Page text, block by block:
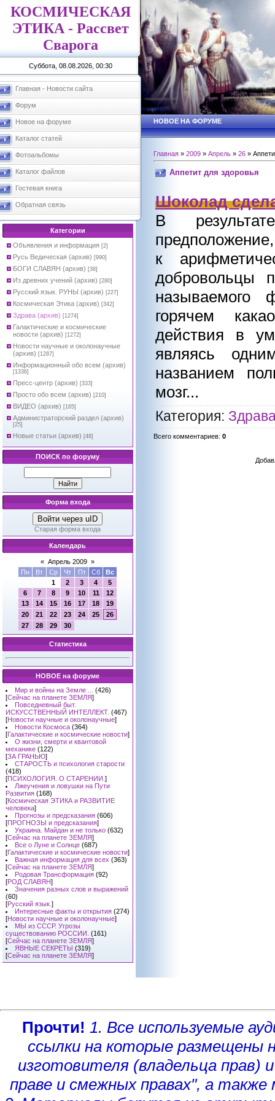
КОСМИЧЕСКАЯ
ЭТИКА - Рассвет
Сварога
Суббота, 08.08.2026, 00:30
Главная - Новости сайта
Форум
Новое на форуме
Каталог статей
Фотоальбомы
Каталог файлов
Гостевая книга
Обратная связь
Категории
Объявления и информация [2]
Русь Ведическая (архив) [990]
БОГИ СЛАВЯН (архив) [38]
Из древних учений (архив) [280]
Русский язык. РУНЫ (архив) [227]
Космическая Этика (архив) [342]
Здрава (архив) [1274]
Галактические и космические
новости (архив) [1272]
Новости научные и околонаучные
(архив) [1287]
Информационный обо всем (архив)
[1336]
Пресс-центр (архив) [333]
Просто обо всем (архив) [210]
ВИДЕО (архив) [165]
Администраторский раздел (архив)
[25]
Новые статьи (архив) [48]
ПОИСК по форуму
Форма входа
Войти через uID
Старая форма входа
Календарь
« Апрель 2009 »
Пн
Вт Ср Чт Пт Сб
Вс
1
2 3 4
5
6
7 8 9 10 11
12
13
14 15 16 17 18
19
20
21 22 23 24 25
26
27
28 29 30
Статистика
НОВОЕ на форуме
Мир и войны на Земле ...
(426)
[Сейчас на планете ЗЕМЛЯ]
Повседневный быт.
ИСКУССТВЕННЫЙ ИНТЕЛЛЕКТ. (467)
[Новости научные и околонаучные]
Новости Космоса (364)
[Галактические и космические новости]
О жизни, смерти и квантовой
механике (122)
[ЗА ГРАНЬЮ]
СТАРОСТЬ и психология старости
(418)
[ПСИХОЛОГИЯ. О СТАРЕНИИ. ]
Лжеучения и ловушки на Пути
Развития (168)
[Космическая ЭТИКА и РАЗВИТИЕ
человека]
Прогнозы и предсказания (606)
[ПРОГНОЗЫ и предсказания]
Украина. Майдан и не только (632)
[Сейчас на планете ЗЕМЛЯ]
Все о Луне и Солнце (687)
[Галактические и космические новости]
Важная информация для всех (363)
[Сейчас на планете ЗЕМЛЯ]
Родовая Трансформация (92)
[РОД СЛАВЯН]
Значения разных слов и выражений
(60)
[Русский язык. ]
Интересные факты и открытия (274)
[Новости научные и околонаучные]
МЫ из СССР. Угрозы
существованию РОССИИ. (161)
[Сейчас на планете ЗЕМЛЯ]
ЯВНЫЕ СЕКРЕТЫ (319)
[Сейчас на планете ЗЕМЛЯ]
НОВОЕ НА ФОРУМЕ
Главная » 2009 » Апрель » 26 »
Аппетит для здоровья
Шоколад
В
к
добровольцы
называемого
горячем
действия в
являясь
названием
мозг...
Категория:
Всего комментариев: 0
Прочти! 1. Все используемые
ссылки на которые размещены
изготовителя (владельца прав)
праве и смежных правах", а